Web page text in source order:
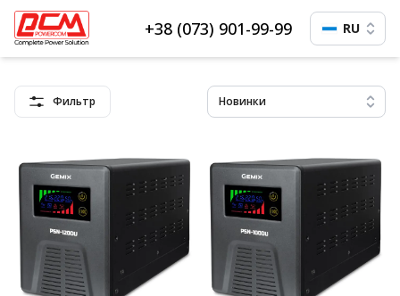
+38 (073) 901-99-99 RU
Фильтр Новинки